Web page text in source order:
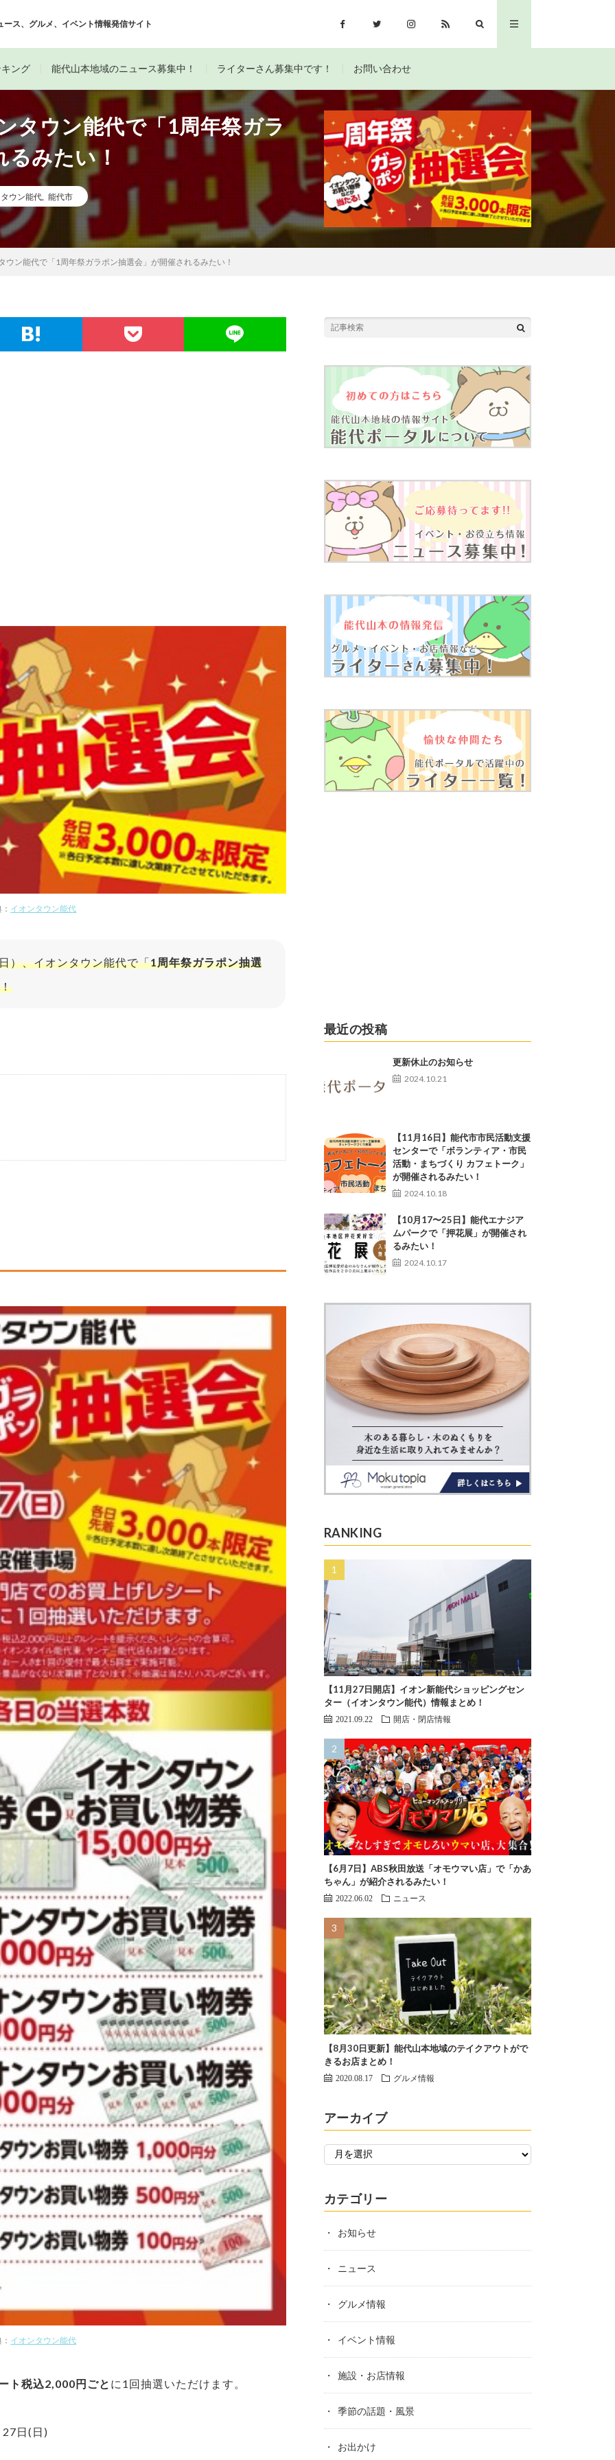
ス、グルメ、イベント情報発信サイト
ング 能代山本地域のニュース募集中！ ライターさん募集中です！ お問い合わせ
タウン能代で「1周年祭ガラ
みたい！
ウン能代 能代市
ウン能代で「1周年祭ガラポン抽選会」が開催されるみたい！
イオンタウン能代
）、イオンタウン能代で「1周年祭ガラポン抽選
イオンタウン能代
ト税込2,000円ごと に1回抽選いただけます。
日(日)
最近の投稿
更新休止のお知らせ
2024.10.21
【11月16日】能代市市民活動支援
センターで「ボランティア・市民
活動・まちづくり カフェトーク」
が開催されるみたい！
2024.10.18
【10月17〜25日】能代エナジア
ムパークで「押花展」が開催され
るみたい！
2024.10.17
RANKING
【11月27日開店】イオン新能代ショッピングセン
ター（イオンタウン能代）情報まとめ！
2021.09.22 開店・閉店情報
【6月7日】ABS秋田放送「オモウマい店」で「かあ
ちゃん」が紹介されるみたい！
2022.06.02 ニュース
【8月30日更新】能代山本地域のテイクアウトがで
きるお店まとめ！
2020.08.17 グルメ情報
アーカイブ
カテゴリー
お知らせ
ニュース
グルメ情報
イベント情報
施設・お店情報
季節の話題・風景
お出かけ